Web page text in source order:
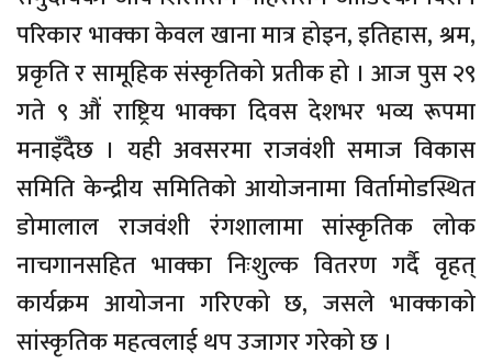
परिकार भाक्का केवल खाना मात्र होइन, इतिहास, श्रम,
प्रकृति र सामूहिक संस्कृतिको प्रतीक हो । आज पुस २९
गते ९ औं राष्ट्रिय भाक्का दिवस देशभर भव्य रूपमा
मनाइँदैछ । यही अवसरमा राजवंशी समाज विकास
समिति केन्द्रीय समितिको आयोजनामा विर्तामोडस्थित
डोमालाल राजवंशी रंगशालामा सांस्कृतिक लोक
नाचगानसहित भाक्का निःशुल्क वितरण गर्दै वृहत्
कार्यक्रम आयोजना गरिएको छ, जसले भाक्काको
सांस्कृतिक महत्वलाई थप उजागर गरेको छ ।